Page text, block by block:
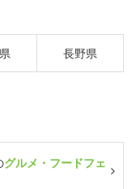
長野県
グルメ・フードフェ